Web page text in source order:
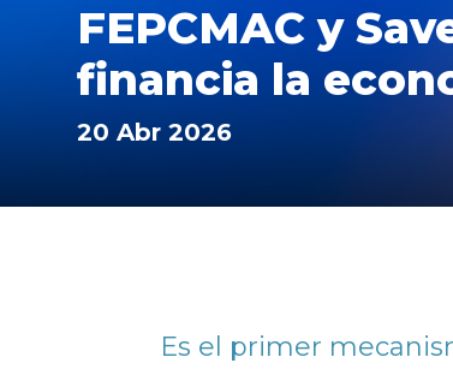
FEPCMAC y
financia la
20 Abr 2026
Es el primer